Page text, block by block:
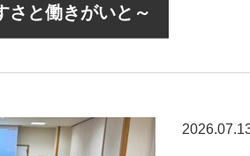
さと働きがいと～